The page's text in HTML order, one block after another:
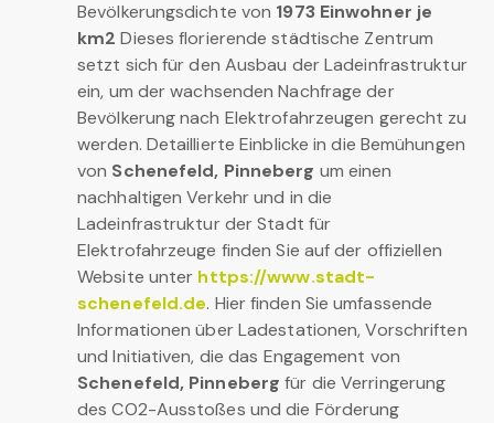
Bevölkerungsdichte von 1973 Einwohner je
km2 Dieses florierende städtische Zentrum
setzt sich für den Ausbau der Ladeinfrastruktur
ein, um der wachsenden Nachfrage der
Bevölkerung nach Elektrofahrzeugen gerecht zu
werden. Detaillierte Einblicke in die Bemühungen
von Schenefeld, Pinneberg um einen
nachhaltigen Verkehr und in die
Ladeinfrastruktur der Stadt für
Elektrofahrzeuge finden Sie auf der offiziellen
Website unter https://www.stadt-
schenefeld.de. Hier finden Sie umfassende
Informationen über Ladestationen, Vorschriften
und Initiativen, die das Engagement von
Schenefeld, Pinneberg für die Verringerung
des CO2-Ausstoßes und die Förderung